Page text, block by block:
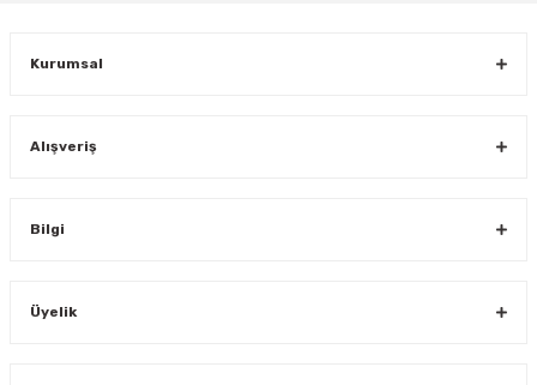
Kurumsal
Alışveriş
Bilgi
Üyelik